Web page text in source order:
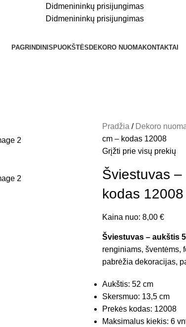
Didmenininkų prisijungimas
Didmenininkų prisijungimas
PAGRINDINIS PUOKŠTĖS DEKORO NUOMAKONTAKTAI
Pradžia Dekoro
cm – kodas 12008
Grįžti prie visų prekių
Šviestuvas
kodas 12008
Kaina nuo: 8,00 €
Šviestuvas – aukštis
renginiams, šventėms,
pabrėžia dekoracijas,
Aukštis: 52 cm
Skersmuo: 13,5 cm
Prekės kodas: 12008
Maksimalus kiekis: 6